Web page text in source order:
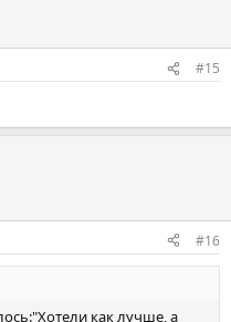
#15
#16
как лучше, а